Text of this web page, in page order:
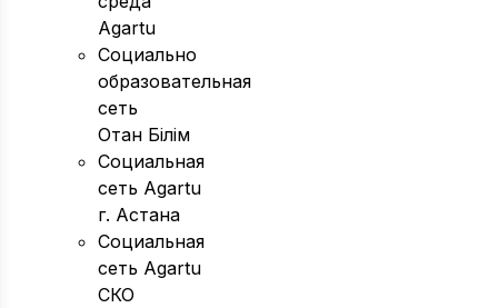
Agartu
Социально
образовательная
сеть
Отан Бiлiм
Социальная
сеть Agartu
г. Астана
Социальная
сеть Agartu
СКО